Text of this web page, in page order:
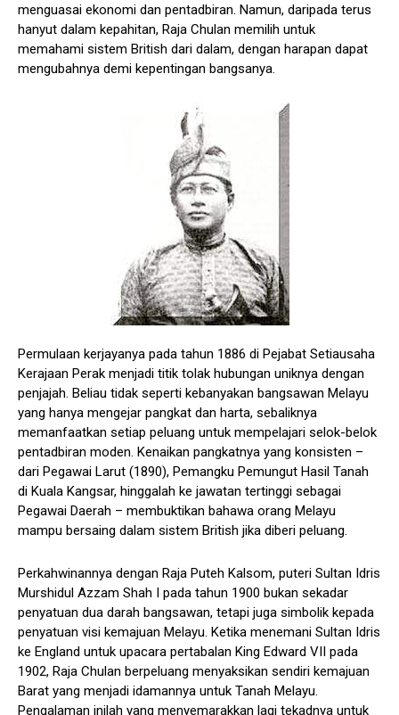
menguasai ekonomi dan pentadbiran. Namun, daripada terus
hanyut dalam kepahitan, Raja Chulan memilih untuk
memahami sistem British dari dalam, dengan harapan dapat
mengubahnya demi kepentingan bangsanya.
Permulaan kerjayanya pada tahun 1886 di Pejabat Setiausaha
Kerajaan Perak menjadi titik tolak hubungan uniknya dengan
penjajah. Beliau tidak seperti kebanyakan bangsawan Melayu
yang hanya mengejar pangkat dan harta, sebaliknya
memanfaatkan setiap peluang untuk mempelajari selok-belok
pentadbiran moden. Kenaikan pangkatnya yang konsisten –
dari Pegawai Larut (1890), Pemangku Pemungut Hasil Tanah
di Kuala Kangsar, hinggalah ke jawatan tertinggi sebagai
Pegawai Daerah – membuktikan bahawa orang Melayu
mampu bersaing dalam sistem British jika diberi peluang.
Perkahwinannya dengan Raja Puteh Kalsom, puteri Sultan Idris
Murshidul Azzam Shah I pada tahun 1900 bukan sekadar
penyatuan dua darah bangsawan, tetapi juga simbolik kepada
penyatuan visi kemajuan Melayu. Ketika menemani Sultan Idris
ke England untuk upacara pertabalan King Edward VII pada
1902, Raja Chulan berpeluang menyaksikan sendiri kemajuan
Barat yang menjadi idamannya untuk Tanah Melayu.
Pengalaman inilah yang menyemarakkan lagi tekadnya untuk